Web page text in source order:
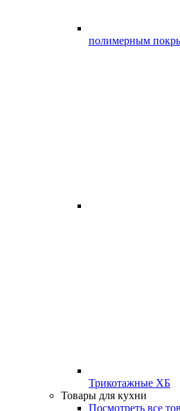
полимерным
Трикотажные ХБ
Товары для кухни
Посмотреть все